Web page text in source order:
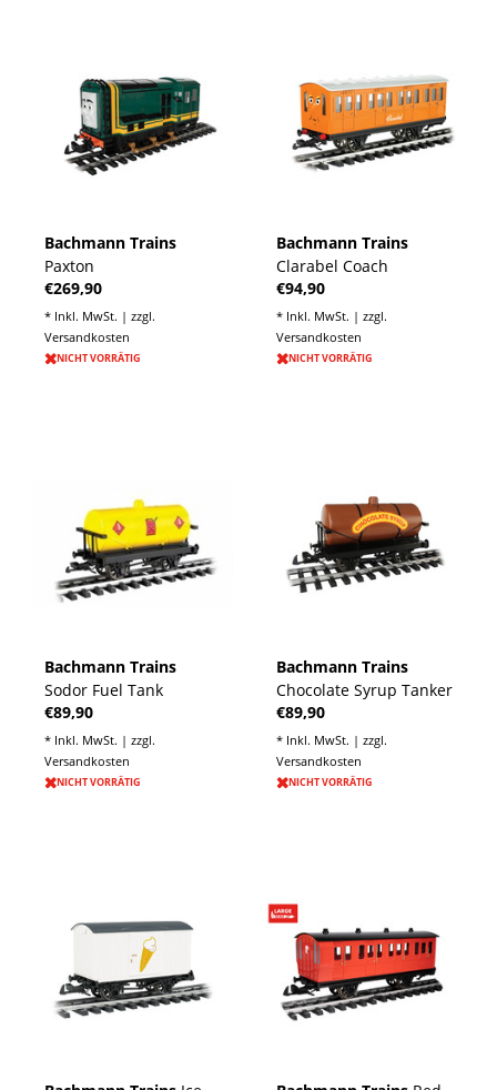
Bachmann Trains
Paxton
€269,90
* Inkl. MwSt. | zzgl.
Versandkosten
NICHT VORRÄTIG
Bachmann Trains
Clarabel Coach
€94,90
* Inkl. MwSt. | zzgl.
Versandkosten
NICHT VORRÄTIG
Bachmann Trains
Sodor Fuel Tank
€89,90
* Inkl. MwSt. | zzgl.
Versandkosten
NICHT VORRÄTIG
Bachmann Trains
Chocolate Syrup Tanker
€89,90
* Inkl. MwSt. | zzgl.
Versandkosten
NICHT VORRÄTIG